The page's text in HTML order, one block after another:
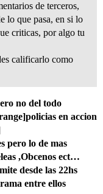
de terceros,
lo que pasa, en si lo
criticas, por algo tu
calificarlo como
no del todo
en accion
pero lo de mas
,Obcenos ect…
desde las 22hs
entre ellos